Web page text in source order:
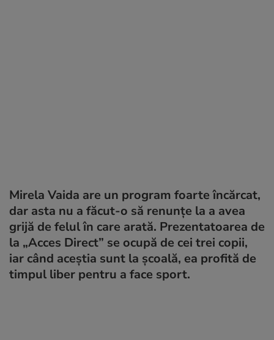
Mirela Vaida are un program foarte încărcat,
dar asta nu a făcut-o să renunțe la a avea
grijă de felul în care arată. Prezentatoarea de
la „Acces Direct” se ocupă de cei trei copii,
iar când aceștia sunt la școală, ea profită de
timpul liber pentru a face sport.